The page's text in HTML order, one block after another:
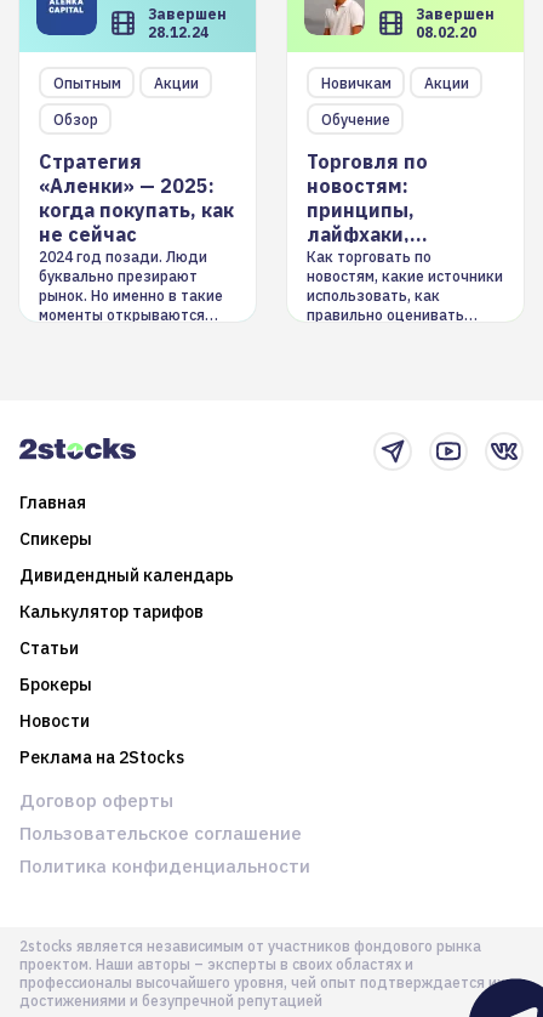
Завершен
28.12.24
Опытным
Акции
Обзор
Стратегия
«Аленки» — 2025:
когда покупать, как
не сейчас
2024 год позади. Люди
буквально презирают
рынок. Но именно в такие
моменты открываются
Завершен
08.02.20
Новичкам
Акции
Обучение
Торговля по
новостям:
принципы,
лайфхаки,
инструменты
Как торговать по
новостям, какие источники
использовать, как
правильно оценивать
Главная
Спикеры
Дивидендный календарь
Калькулятор тарифов
Статьи
Брокеры
Новости
Реклама на 2Stocks
2stocks является независимым от участников фондового рынка
проектом. Наши авторы – эксперты в своих областях и
профессионалы высочайшего уровня, чей опыт подтверждается их
достижениями и безупречной репутацией
Договор оферты
Пользовательское соглашение
Политика конфиденциальности